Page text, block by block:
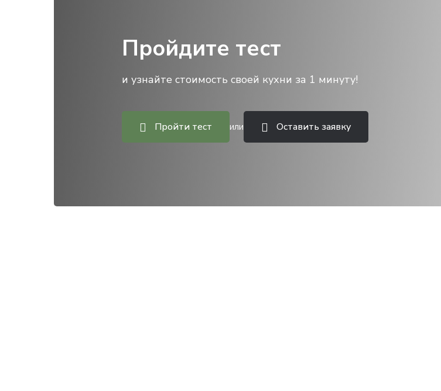
Пройдите тест
и узнайте стоимость своей кухни за 1 минуту!
Пройти тест или Оставить заявку